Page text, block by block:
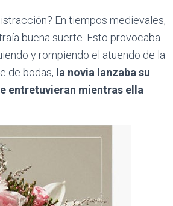
En tiempos medievales,
buena suerte. Esto provocaba
y rompiendo el atuendo de la
de bodas, la novia lanzaba su
entretuvieran mientras ella